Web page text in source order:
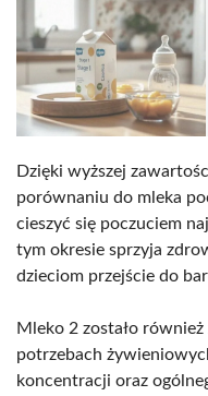
Dzięki wyższej
porównaniu do mleka
cieszyć się poczuciem
tym okresie sprzyja
dzieciom przejście do
Mleko 2 zostało
potrzebach
koncentracji oraz